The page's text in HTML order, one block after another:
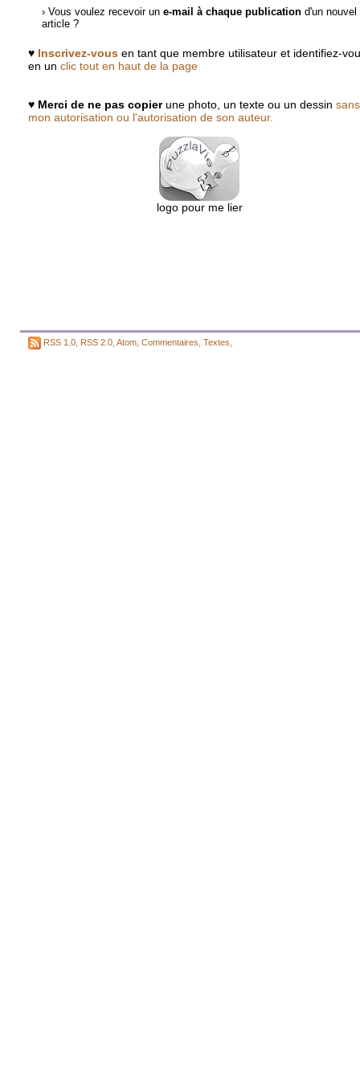
› Vous voulez recevoir un e-mail à chaque publication d'un nouvel
article ?
♥ Inscrivez-vous en tant que membre utilisateur et identifiez-
en un clic tout en haut de la page
♥ Merci de ne pas copierune photo, un texte ou un dessin sans
mon autorisation ou l'autorisation de son auteur.
logo pour me lier
RSS 1.0 RSS 2.0 Atom Commentaires Textes